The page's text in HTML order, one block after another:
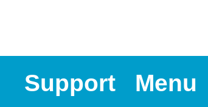
Support Menu